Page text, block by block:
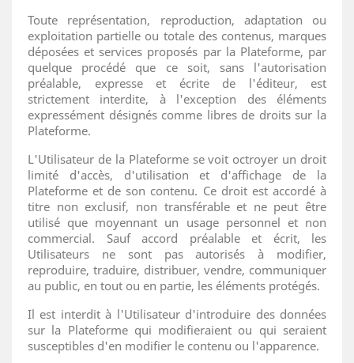
Toute représentation, reproduction, adaptation ou
exploitation partielle ou totale des contenus, marques
déposées et services proposés par la Plateforme, par
quelque procédé que ce soit, sans l'autorisation
préalable, expresse et écrite de l'éditeur, est
strictement interdite, à l'exception des éléments
expressément désignés comme libres de droits sur la
Plateforme.
L'Utilisateur de la Plateforme se voit octroyer un droit
limité d'accès, d'utilisation et d'affichage de la
Plateforme et de son contenu. Ce droit est accordé à
titre non exclusif, non transférable et ne peut être
utilisé que moyennant un usage personnel et non
commercial. Sauf accord préalable et écrit, les
Utilisateurs ne sont pas autorisés à modifier,
reproduire, traduire, distribuer, vendre, communiquer
au public, en tout ou en partie, les éléments protégés.
Il est interdit à l'Utilisateur d'introduire des données
sur la Plateforme qui modifieraient ou qui seraient
susceptibles d'en modifier le contenu ou l'apparence.